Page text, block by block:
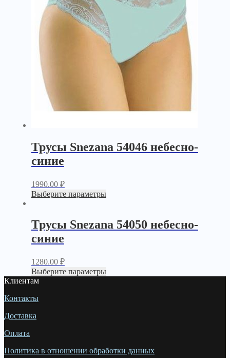
Трусы Snezana 54046 небесно-
синие
1990.00 ₽
Выберите параметры
Трусы Snezana 54050 небесно-
синие
1280.00 ₽
Выберите параметры
Клиентам
Контакты
Доставка
Оплата
Политика в отношении обработки данных